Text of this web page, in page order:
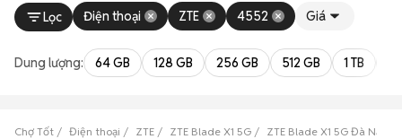
Lọc Điện thoại ZTE 4552 Giá
Dung lượng: 64 GB 128 GB 256 GB 512 GB 1 TB
Chợ Tốt Điện thoại ZTE ZTE Blade X1 5G ZTE Blade X1 5G Đà Nẵng